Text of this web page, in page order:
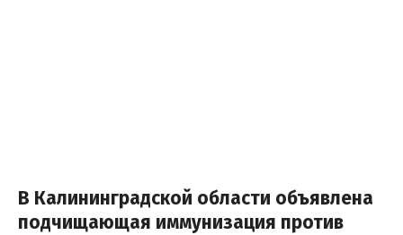
В Калининградской области объявлена
подчищающая иммунизация против